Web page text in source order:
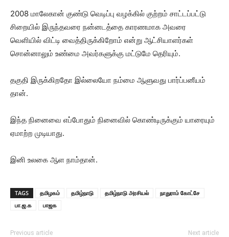
2008 மாலேகான் குண்டு வெடிப்பு வழக்கில் குற்றம் சாட்டப்பட்டு
சிறையில் இருந்தவரை நன்னடத்தை காரணமாக அவரை
வெளியில் விட்டி வைத்திருக்கிறோம் என்று ஆட்சியாளர்கள்
சொன்னாலும் உண்மை அவர்களுக்கு மட்டுமே தெரியும்.
தகுதி இருக்கிறதோ இல்லையோ நம்மை ஆளுவது பார்ப்பனீயம்
தான்.
இந்த நினைவை எப்போதும் நினைவில் கொண்டிருக்கும் யாரையும்
ஏமாற்ற முடியாது.
இனி உலகை ஆள நாம்தான்.
TAGS தமிழகம் தமிழ்நாடு தமிழ்நாடு அரசியல்
நாதுராம் கோட்சே
பா.ஜ.க
பாஜக
Previous article Next article